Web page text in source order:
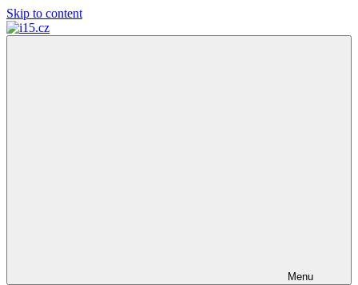
Skip to content
Menu